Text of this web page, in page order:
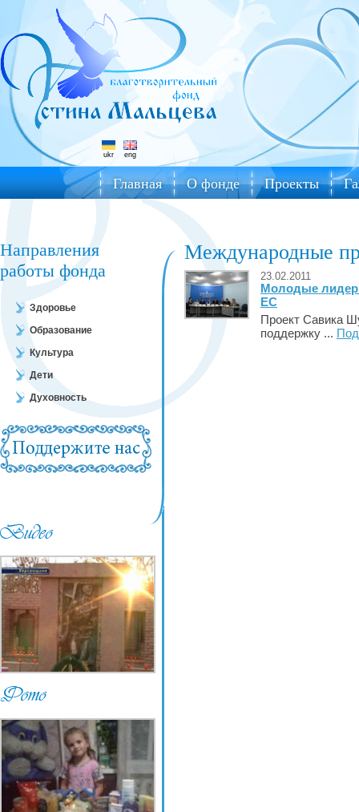
ukr eng
Главная О фонде Проекты
Направления
работы фонда
Здоровье
Образование
Культура
Дети
Духовность
Международные
23.02.2011
Молодые
ЕС
Проект Савика
поддержку ...